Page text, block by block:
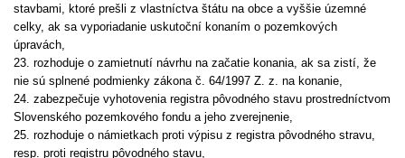
stavbami, ktoré prešli z vlastníctva štátu na obce a vyššie územné
celky, ak sa vyporiadanie uskutoční konaním o pozemkových
úpravách,
23. rozhoduje o zamietnutí návrhu na začatie konania, ak sa zistí, že
nie sú splnené podmienky zákona č. 64/1997 Z. z. na konanie,
24. zabezpečuje vyhotovenia registra pôvodného stavu prostredníctvom
Slovenského pozemkového fondu a jeho zverejnenie,
25. rozhoduje o námietkach proti výpisu z registra pôvodného stravu,
resp. proti registru pôvodného stavu,